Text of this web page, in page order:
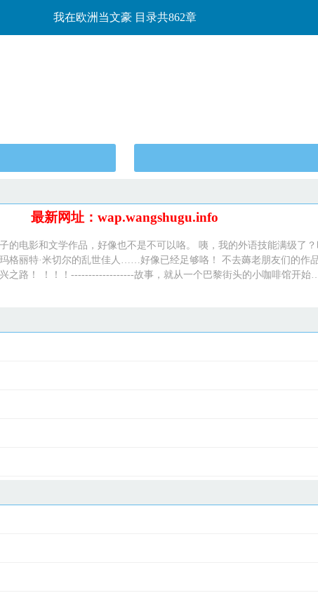
我在欧洲当文豪 目录共862章
最新网址：wap.wangshugu.info
电影和文学作品，好像也不是不可以咯。 咦，我的外语技能满级了
格丽特·米切尔的乱世佳人……好像已经足够咯！ 不去薅老朋友们的作
之路！ ！！！------------------故事，就从一个巴黎街头的小咖啡馆开